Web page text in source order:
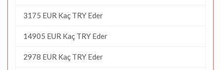
3175 EUR Kaç TRY Eder
14905 EUR Kaç TRY Eder
2978 EUR Kaç TRY Eder